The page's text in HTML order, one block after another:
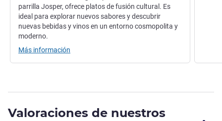
parrilla Josper, ofrece platos de fusión cultural. Es
ideal para explorar nuevos sabores y descubrir
nuevas bebidas y vinos en un entorno cosmopolita y
moderno.
Más información
Valoraciones de nuestros